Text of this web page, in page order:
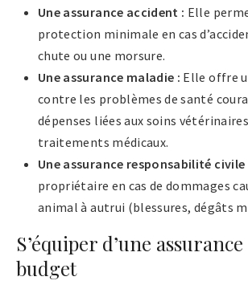
Une assurance accident : Elle
protection minimale en cas
chute ou une morsure.
Une assurance maladie : Elle offre
contre les problèmes de santé
dépenses liées aux soins
traitements médicaux.
Une assurance responsabilité civile
propriétaire en cas de dommages
animal à autrui (blessures, dégâts
S’équiper d’une
budget